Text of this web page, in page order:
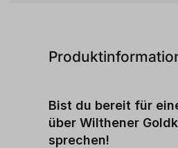
Bist du bereit für
über Wilthener
sprechen!